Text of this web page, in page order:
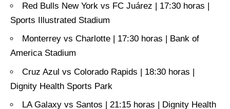
Red Bulls New York vs FC Juárez | 17:30 horas |
Sports Illustrated Stadium
Monterrey vs Charlotte | 17:30 horas | Bank of
America Stadium
Cruz Azul vs Colorado Rapids | 18:30 horas |
Dignity Health Sports Park
LA Galaxy vs Santos | 21:15 horas | Dignity Health